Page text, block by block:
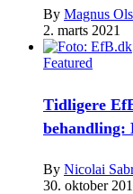
By Magnus
2. marts 2021
Featured
Tidligere
By Nicolai
30. oktober